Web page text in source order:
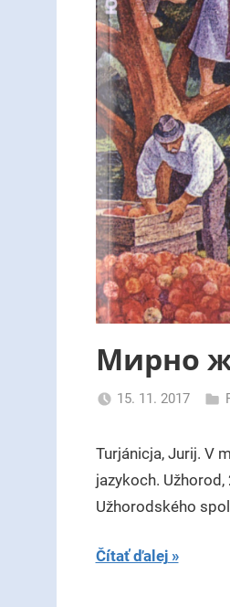
Мирно
15. 11. 2017
Turjánicja, Jurij. V
jazykoch.
Užhorodského
Čítať ďalej